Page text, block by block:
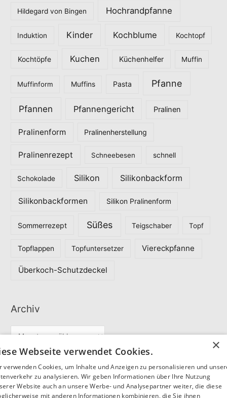
Hildegard von Bingen Hochrandpfanne
Induktion Kinder Kochblume Kochtopf
Kochtöpfe Kuchen Küchenhelfer Muffin
Muffinform Muffins Pasta Pfanne
Pfannen Pfannengericht Pralinen
Pralinenform Pralinenherstellung
Pralinenrezept Schneebesen schnell
Schokolade Silikon Silikonbackform
Silikonbackformen Silikon Pralinenform
Sommerrezept Süßes Teigschaber Topf
Topflappen Topfuntersetzer Viereckpfanne
Überkoch-Schutzdeckel
Archiv
i
Partner
×
Webseite verwendet Cookies.
verwenden Cookies, um Inhalte und Anzeigen zu personalisieren und
zu analysieren. Wir geben Informationen über Ihre Nutzung
Website auch an unsere Werbe- und Analysepartner weiter, die diese
mit anderen Informationen kombinieren, die Sie ihnen